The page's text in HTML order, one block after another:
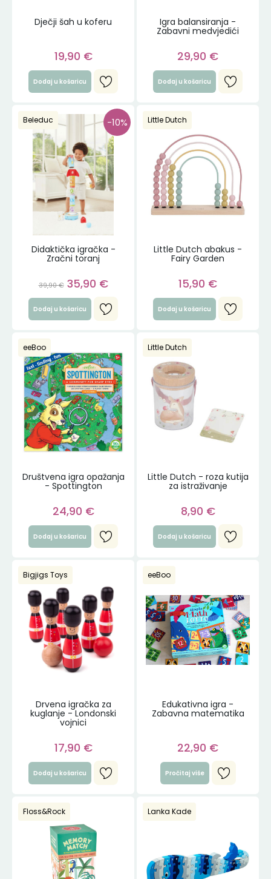
Dječji šah u koferu
19,90 €
Dodaj u košaricu
Igra balansiranja -
Zabavni medvjedići
29,90 €
Dodaj u košaricu
Didaktička igračka -
Zračni toranj
Beleduc
39,90€ 35,90 €
Dodaj u košaricu
-10%
Little Dutch abakus -
Fairy Garden
Little Dutch
15,90 €
Dodaj u košaricu
Društvena igra opažanja
- Spottington
eeBoo
24,90 €
Dodaj u košaricu
Little Dutch - roza kutija
za istraživanje
Little Dutch
8,90 €
Dodaj u košaricu
Drvena igračka za
kuglanje - Londonski
vojnici
Bigjigs Toys
17,90 €
Dodaj u košaricu
Edukativna igra -
Zabavna matematika
eeBoo
22,90 €
Pročitaj više
Floss&Rock Lanka Kade